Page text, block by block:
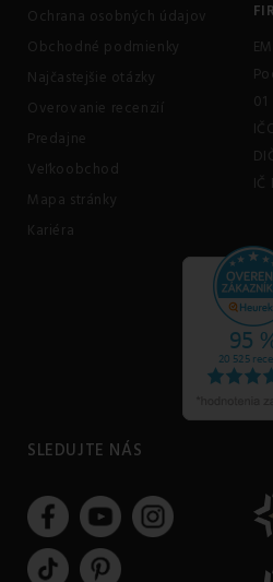
Ochrana osobných údajov
Obchodné podmienky
Najčastejšie otázky
Overovanie recenzií
Predajne
Veľkoobchod
Mapa stránky
Kariéra
IČ
SLEDUJTE NÁS